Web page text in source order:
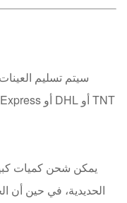
يمكن شحن كميات
الحديدية، في حين أن